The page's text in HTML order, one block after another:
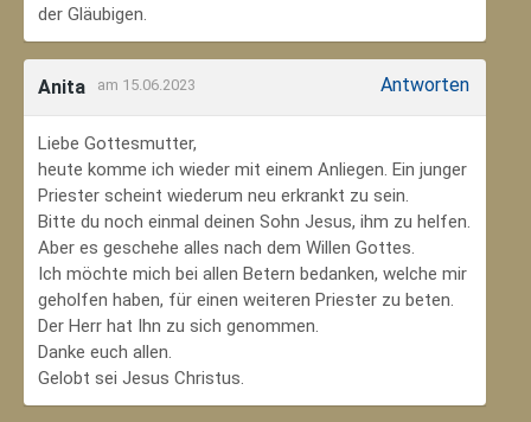
der Gläubigen.
Anita am 15.06.2023 Antworten
Liebe Gottesmutter,
heute komme ich wieder mit einem Anliegen. Ein junger
Priester scheint wiederum neu erkrankt zu sein.
Bitte du noch einmal deinen Sohn Jesus, ihm zu helfen.
Aber es geschehe alles nach dem Willen Gottes.
Ich möchte mich bei allen Betern bedanken, welche mir
geholfen haben, für einen weiteren Priester zu beten.
Der Herr hat Ihn zu sich genommen.
Danke euch allen.
Gelobt sei Jesus Christus.